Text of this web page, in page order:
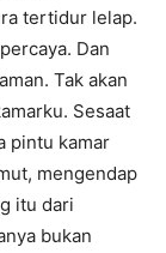
tertidur lelap.
Dan
Tak akan
Sesaat
pintu kamar
mengendap
itu dari
bukan